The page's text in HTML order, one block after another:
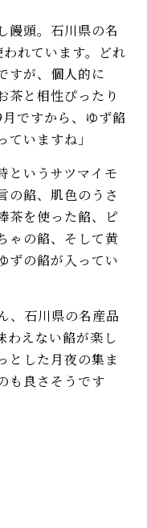
饅頭。石川県の名
れています。どれ
すが、個人的に
茶と相性ぴったり
ですから、ゆず餡
いますね」
というサツマイモ
の餡、肌色のうさ
茶を使った餡、ピ
ゃの餡、そして黄
ずの餡が入ってい
、石川県の名産品
わえない餡が楽し
とした月夜の集ま
も良さそうです